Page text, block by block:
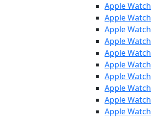
Apple
Apple
Apple
Apple Watch
Apple Watch
Apple
Apple
Apple
Apple
Apple